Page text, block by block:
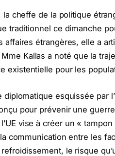
la cheffe de la politique
traditionnel ce dimanche
affaires étrangères, elle a
Mme Kallas a noté que la
existentielle pour les
diplomatique esquissée par
pour prévenir une
l’UE vise à créer un «
communication entre les
le risque